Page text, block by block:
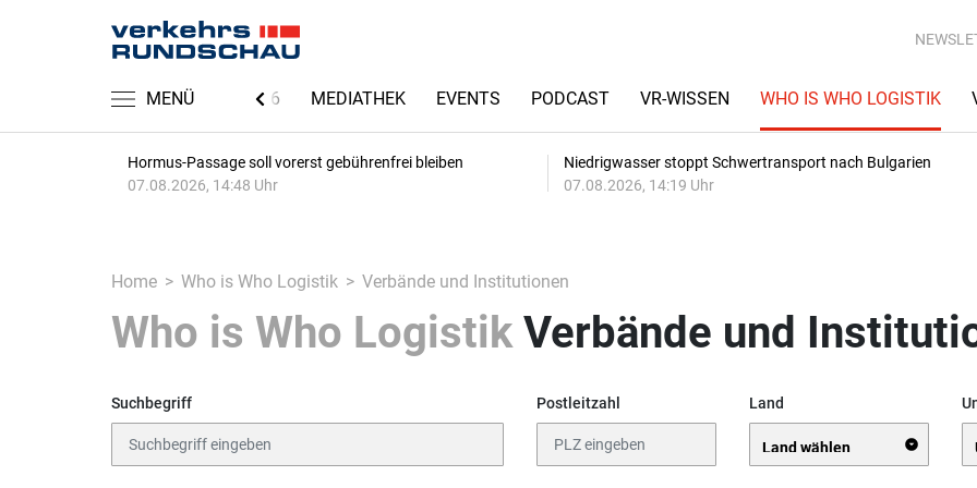
MENÜ
NACHRICHTEN IAA 2026 MEDIATHEK EVENTS PODCAST VR-WISSEN WHO IS WHO LOGISTIK
Hormus-Passage soll vorerst gebührenfrei bleiben
07.08.2026, 14:48 Uhr
Niedrigwasser stoppt Schwertransport nach Bulgarien
07.08.2026, 14:19 Uhr
Home Who is Who Logistik Verbände und Institutionen
Who is Who LogistikVerbände und
Suchbegriff Postleitzahl Land